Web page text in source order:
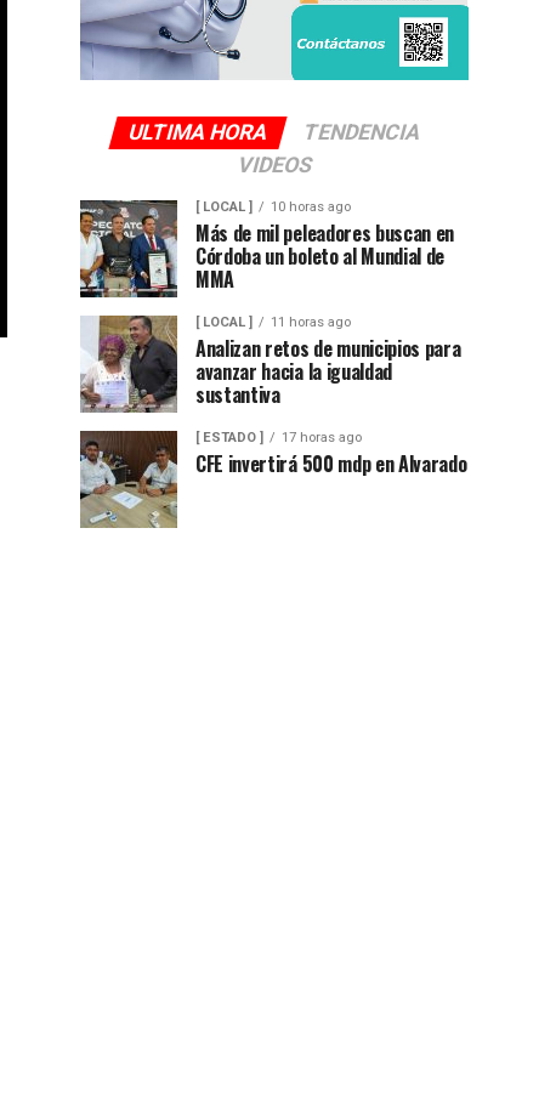
ULTIMA HORA
TENDENCIA
VIDEOS
[ LOCAL ] 10 horas ago
Más de mil peleadores buscan en
Córdoba un boleto al Mundial de
MMA
[ LOCAL ] 11 horas ago
Analizan retos de municipios para
avanzar hacia la igualdad
sustantiva
[ ESTADO ] 17 horas ago
CFE invertirá 500 mdp en Alvarado